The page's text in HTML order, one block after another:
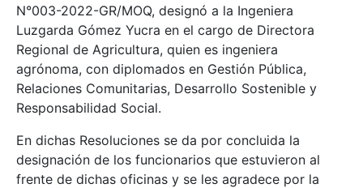
N°003-2022-GR/MOQ, designó a la Ingeniera
Luzgarda Gómez Yucra en el cargo de Directora
Regional de Agricultura, quien es ingeniera
agrónoma, con diplomados en Gestión Pública,
Relaciones Comunitarias, Desarrollo Sostenible y
Responsabilidad Social.
En dichas Resoluciones se da por concluida la
designación de los funcionarios que estuvieron al
frente de dichas oficinas y se les agradece por la